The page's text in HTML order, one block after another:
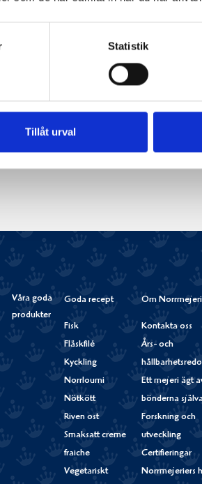
Statistik
Tillåt urval
Våra goda
produkter
Goda recept
Fisk
Fläskfilé
Kyckling
Norrloumi
Nötkött
Riven ost
Smaksatt creme
fraiche
Vegetariskt
Om
Kontakta oss
Års- och
Ett mejeri ägt
bönderna
Forskning och
utveckling
Certifieringar
Norrmejeriers